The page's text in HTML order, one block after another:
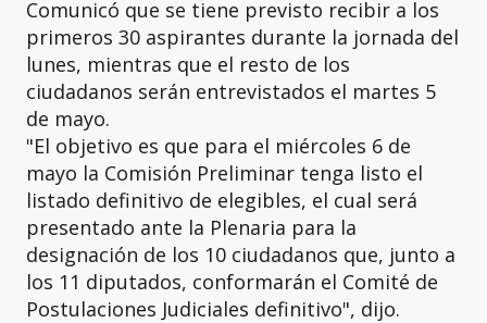
Comunicó que se tiene previsto recibir a los
primeros 30 aspirantes durante la jornada del
lunes, mientras que el resto de los
ciudadanos serán entrevistados el martes 5
de mayo.
"El objetivo es que para el miércoles 6 de
mayo la Comisión Preliminar tenga listo el
listado definitivo de elegibles, el cual será
presentado ante la Plenaria para la
designación de los 10 ciudadanos que, junto a
los 11 diputados, conformarán el Comité de
Postulaciones Judiciales definitivo", dijo.